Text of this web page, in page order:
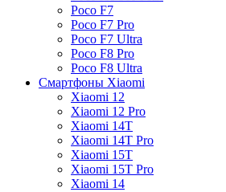
Poco F7
Poco F7 Pro
Poco F7 Ultra
Poco F8 Pro
Poco F8 Ultra
Смартфоны Xiaomi
Xiaomi 12
Xiaomi 12 Pro
Xiaomi 14T
Xiaomi 14T Pro
Xiaomi 15T
Xiaomi 15T Pro
Xiaomi 14